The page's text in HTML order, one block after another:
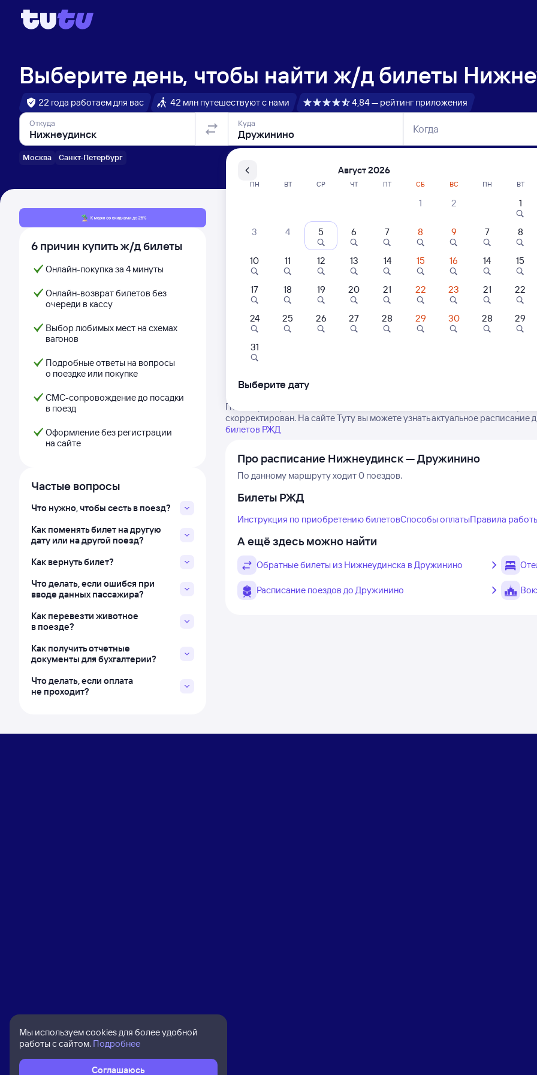
Выберите день, чтобы найти ж/д билеты
22 года работаем для вас 42 млн путешествуют с нами 4,84 — рейтинг приложения
Откуда
Москва Санкт-Петербург
Куда Когда
6 причин купить ж/д билеты
Онлайн-покупка за 4 минуты
Онлайн-возврат билетов без
очереди в кассу
Выбор любимых мест на схемах
вагонов
Подробные ответы на вопросы
о поездке или покупке
СМС-сопровождение до посадки
в поезд
Оформление без регистрации
на сайте
Частые вопросы
Что нужно, чтобы сесть в поезд?
Как поменять билет на другую
дату или на другой поезд?
Как вернуть билет?
Что делать, если ошибся при
вводе данных пассажира?
Как перевезти животное
в поезде?
Как получить отчетные
документы для бухгалтерии?
Что делать, если оплата
не проходит?
Расписание поездов Нижнеудинск —
Нет рейсов по этому
Посмотрите расписание поездов дальнего следования РЖД из
скорректирован. На сайте Туту вы можете узнать актуальное расписание
билетов РЖД
Про расписание Нижнеудинск — Дружинино
По данному маршруту ходит 0 поездов.
Билеты РЖД
Инструкция по приобретению билетовСпособы оплатыПравила
А ещё здесь можно найти
Обратные билеты из Нижнеудинска в Дружинино
Расписание поездов до Дружинино
Мы используем cookies для более удобной
работы с сайтом. Подробнее
Соглашаюсь
Август 2026
ПН ВТ СР ЧТ ПТ СБ ВС
1 2
3 4 5 6 7 8 9
10 11 12 13 14 15 16
17 18 19 20 21 22 23
24 25 26 27 28 29 30
31
ПН ВТ
1
7 8
14 15
21 22
28 29
Выберите дату